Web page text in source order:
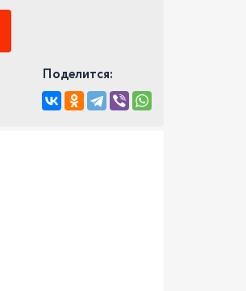
Поделится: